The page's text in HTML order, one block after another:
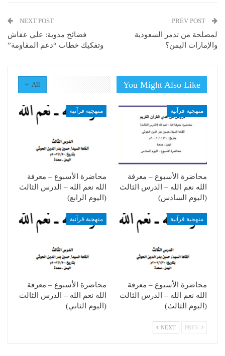
لمصلحة من تدمر السعودية
والإمارات اليمن؟
NEXT POST
فضائح مدوية: علي عفاش
وتفكيك خطاب “دعم المقاومة”
All You Might Also Like
منهجية قرآنية
محاضرة الأسبوع – معرفة
الله نعم الله – الدرس الثالث
(اليوم السادس)
منهجية قرآنية
محاضرة الأسبوع – معرفة
الله نعم الله – الدرس الثالث
(اليوم الرابع)
منهجية قرآنية
محاضرة الأسبوع – معرفة
الله نعم الله – الدرس الثالث
(اليوم الثالث)
منهجية قرآنية
محاضرة الأسبوع – معرفة
الله نعم الله – الدرس الثالث
(اليوم الثاني)
NEXT